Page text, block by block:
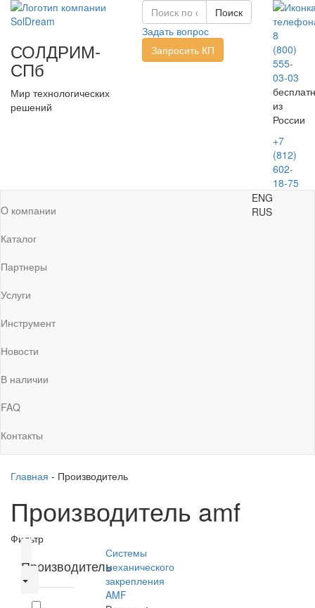
СОЛДРИМ-
СПб
Мир технологических
решений
Задать вопрос
Запросить КП
8
(800)
555-
03-03
из
России
+7
(812)
602-
18-75
O компании
Каталог
Партнеры
Услуги
Инструмент
Новости
В наличии
FAQ
Контакты
ENG
RUS
Главная - Производитель
Производитель amf
Фильтр
Производитель
Системы
механического
закрепления
AMF